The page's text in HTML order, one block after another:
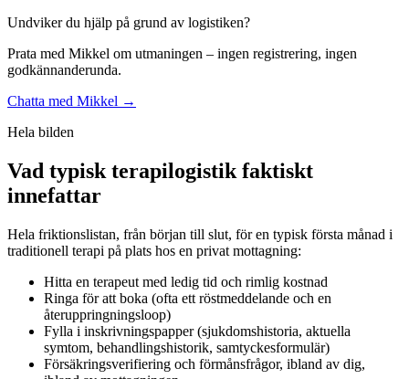
Undviker du hjälp på grund av logistiken?
Prata med Mikkel om utmaningen – ingen registrering, ingen
godkännanderunda.
Chatta med Mikkel →
Hela bilden
Vad typisk terapilogistik faktiskt
innefattar
Hela friktionslistan, från början till slut, för en typisk första månad i
traditionell terapi på plats hos en privat mottagning:
Hitta en terapeut med ledig tid och rimlig kostnad
Ringa för att boka (ofta ett röstmeddelande och en
återuppringningsloop)
Fylla i inskrivningspapper (sjukdomshistoria, aktuella
symtom, behandlingshistorik, samtyckesformulär)
Försäkringsverifiering och förmånsfrågor, ibland av dig,